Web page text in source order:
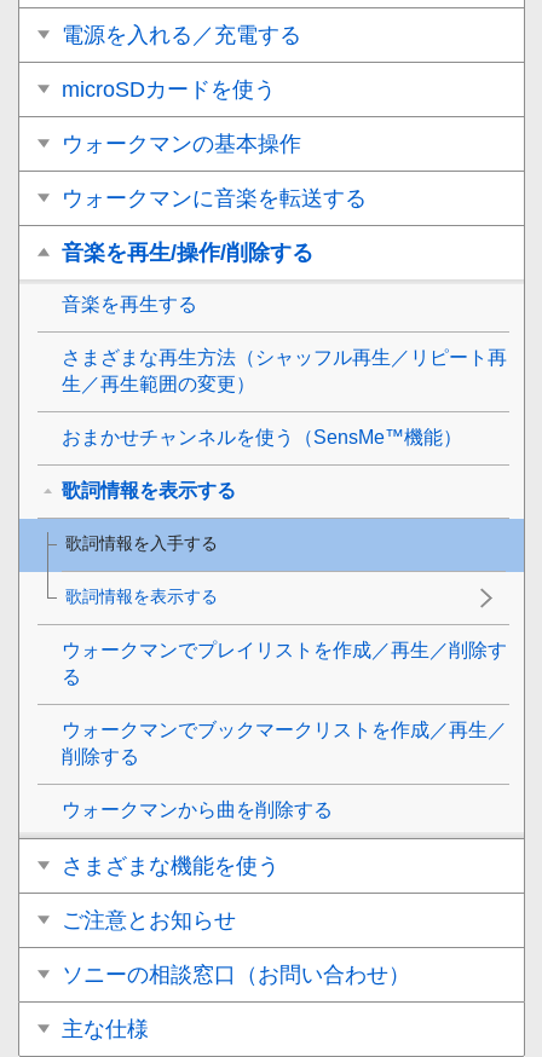
電源を入れる／充電する
microSDカードを使う
ウォークマンの基本操作
ウォークマンに音楽を転送する
音楽を再生/操作/削除する
音楽を再生する
さまざまな再生方法（シャッフル再生／リピート再
生／再生範囲の変更）
おまかせチャンネルを使う（SensMe™機能）
歌詞情報を表示する
歌詞情報を入手する
歌詞情報を表示する
ウォークマンでプレイリストを作成／再生／削除す
る
ウォークマンでブックマークリストを作成／再生／
削除する
ウォークマンから曲を削除する
さまざまな機能を使う
ご注意とお知らせ
ソニーの相談窓口（お問い合わせ）
主な仕様